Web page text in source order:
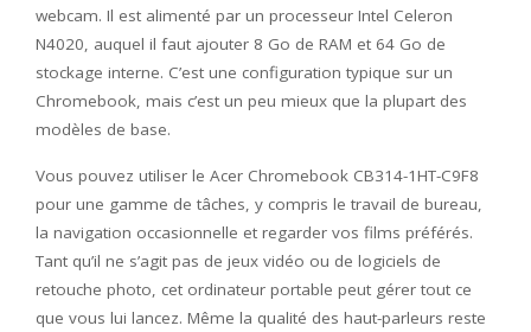
webcam. Il est alimenté par un processeur Intel Celeron
N4020, auquel il faut ajouter 8 Go de RAM et 64 Go de
stockage interne. C’est une configuration typique sur un
Chromebook, mais c’est un peu mieux que la plupart des
modèles de base.
Vous pouvez utiliser le Acer Chromebook CB314-1HT-C9F8
pour une gamme de tâches, y compris le travail de bureau,
la navigation occasionnelle et regarder vos films préférés.
Tant qu’il ne s’agit pas de jeux vidéo ou de logiciels de
retouche photo, cet ordinateur portable peut gérer tout ce
que vous lui lancez. Même la qualité des haut-parleurs reste